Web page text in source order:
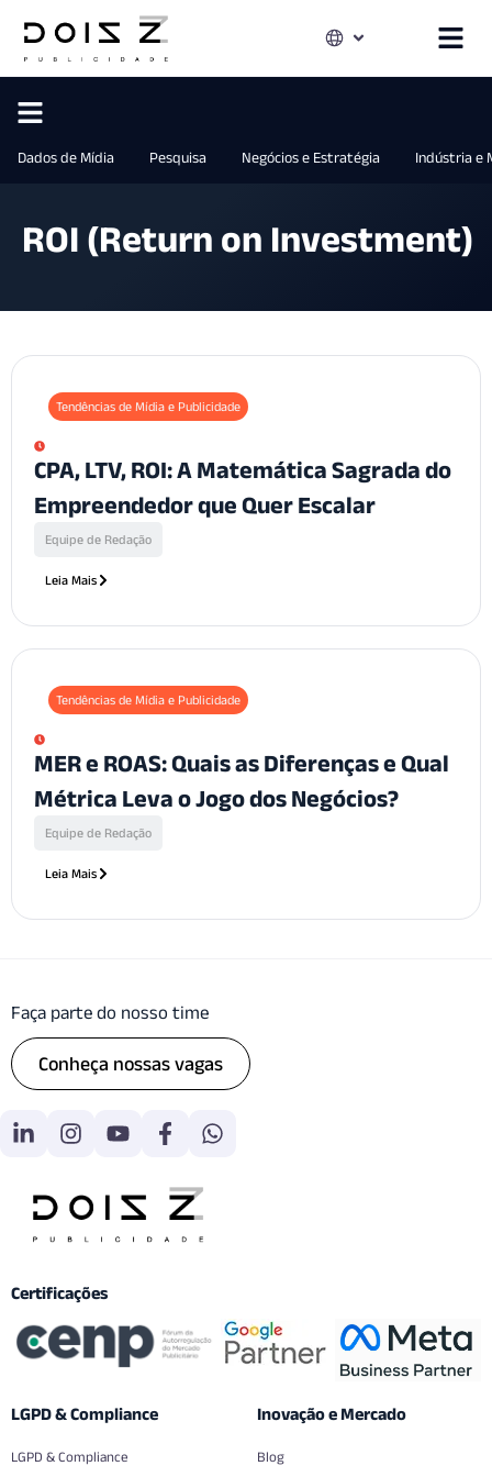
Dados de Mídia Pesquisa Negócios e Estratégia Indústria e
ROI (Return on Investment)
Tendências de Mídia e Publicidade
CPA, LTV, ROI: A Matemática Sagrada do
Empreendedor que Quer Escalar
Equipe de Redação
Leia Mais
Tendências de Mídia e Publicidade
MER e ROAS: Quais as Diferenças e Qual
Métrica Leva o Jogo dos Negócios?
Equipe de Redação
Leia Mais
Faça parte do nosso time
Conheça nossas vagas
Certificações
LGPD & Compliance
LGPD & Compliance
Inovação e Mercado
Blog